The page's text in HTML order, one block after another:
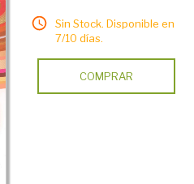
Sin Stock. Disponible en
7/10 días.
COMPRAR